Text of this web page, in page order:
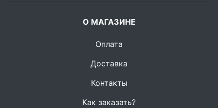
О МАГАЗИНЕ
Оплата
Доставка
Контакты
Как заказать?